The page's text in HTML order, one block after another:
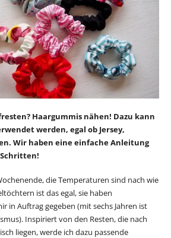
Haargummis nähen! Dazu kann
werden, egal ob Jersey,
Wir haben eine einfache Anleitung
die Temperaturen sind nach wie
ist das egal, sie haben
in Auftrag gegeben (mit sechs Jahren ist
Inspiriert von den Resten, die nach
liegen, werde ich dazu passende